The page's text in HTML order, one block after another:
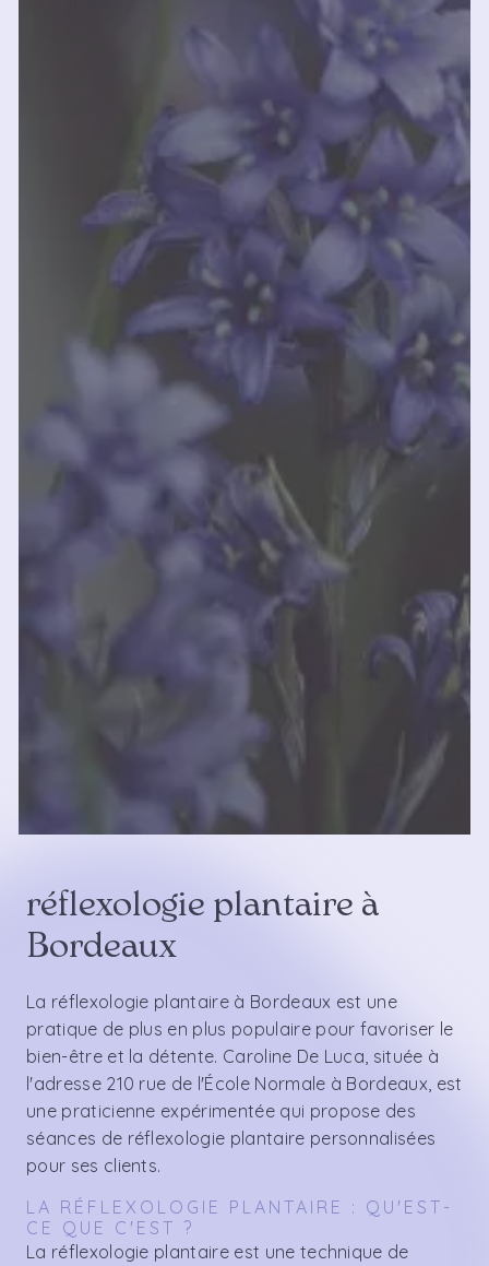
réflexologie plantaire à
Bordeaux
La réflexologie plantaire à Bordeaux est une
pratique de plus en plus populaire pour favoriser le
bien-être et la détente. Caroline De Luca, située à
l'adresse 210 rue de l'École Normale à Bordeaux, est
une praticienne expérimentée qui propose des
séances de réflexologie plantaire personnalisées
pour ses clients.
LA RÉFLEXOLOGIE PLANTAIRE : QU'EST-
CE QUE C'EST ?
La réflexologie plantaire est une technique de